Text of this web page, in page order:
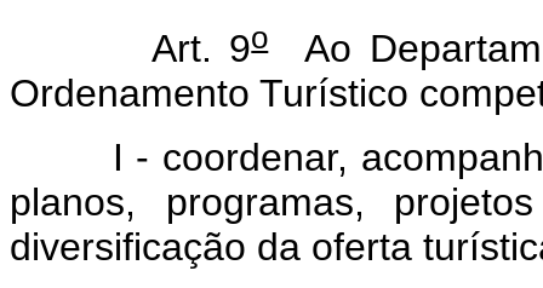
Art. 9oAo
Ordenamento Turístico
I - coordenar,
planos, programas,
diversificação da oferta